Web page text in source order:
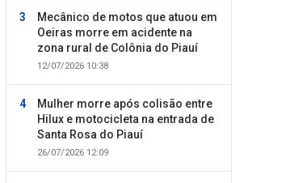
Mecânico de motos que atuou em
Oeiras morre em acidente na
zona rural de Colônia do Piauí
12/07/2026 10:38
Mulher morre após colisão entre
Hilux e motocicleta na entrada de
Santa Rosa do Piauí
26/07/2026 12:09